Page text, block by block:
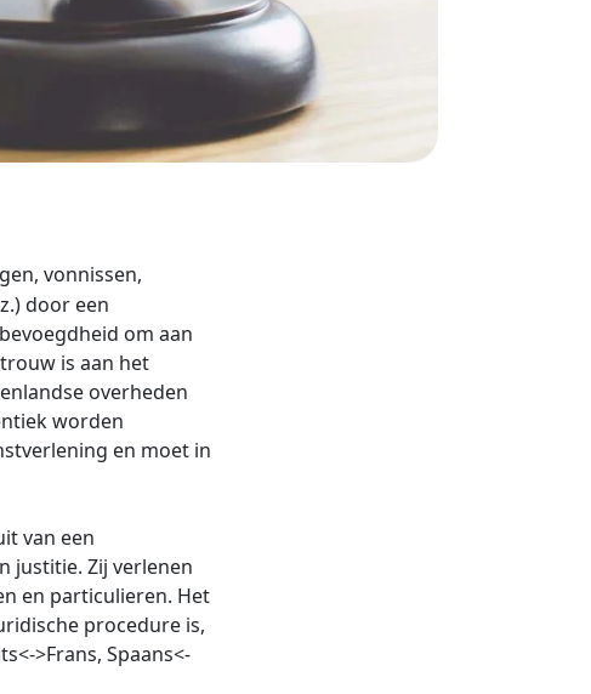
vonnissen,
door een
om aan
is aan het
overheden
worden
en moet in
van een
justitie. Zij verlenen
en particulieren. Het
procedure is,
>Frans, Spaans<-